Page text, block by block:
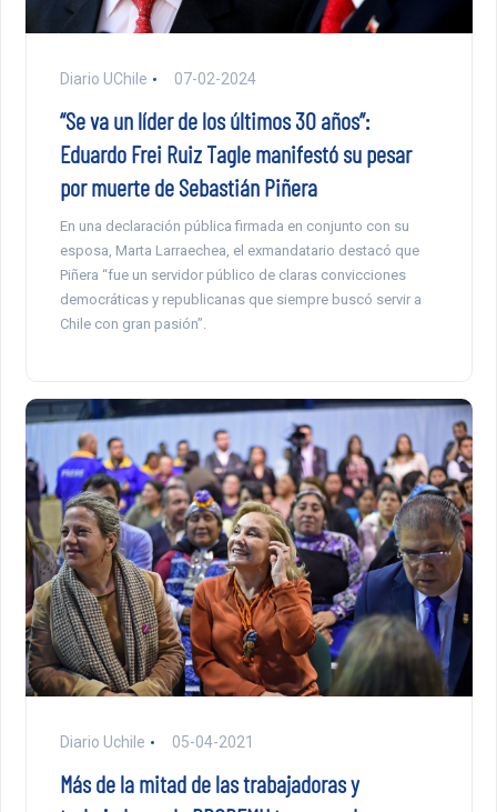
Diario UChile 07-02-2024
“Se va un líder de los últimos 30 años”:
Eduardo Frei Ruiz Tagle manifestó su pesar
por muerte de Sebastián Piñera
En una declaración pública firmada en conjunto con su
esposa, Marta Larraechea, el exmandatario destacó que
Piñera “fue un servidor público de claras convicciones
democráticas y republicanas que siempre buscó servir a
Chile con gran pasión”.
Diario Uchile 05-04-2021
Más de la mitad de las trabajadoras y